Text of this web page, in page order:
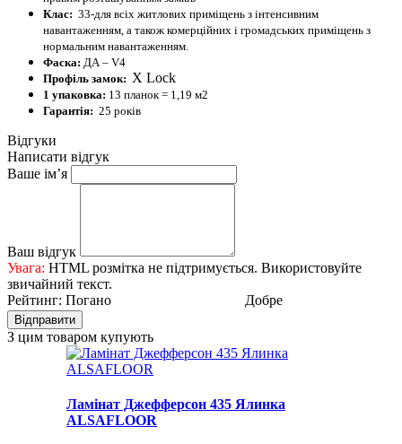
Клас: 33-для всіх житлових приміщень з інтенсивним
навантаженням, а також комерційних і громадських приміщень з
нормальним навантаженням.
Фаска: ДА – V4
Профіль замок: X Lock
1 упаковка: 13 планок = 1,19 м2
Гарантія: 25 років
Відгуки
Написати відгук
Ваше ім’я
Ваш відгук
Увага: HTML розмітка не підтримується. Використовуйте
звичайний текст.
Рейтинг: Погано Добре
Відправити
З цим товаром купують
Ламінат Джефферсон 435 Ялинка
ALSAFLOOR